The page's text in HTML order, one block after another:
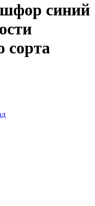
синий
сорта